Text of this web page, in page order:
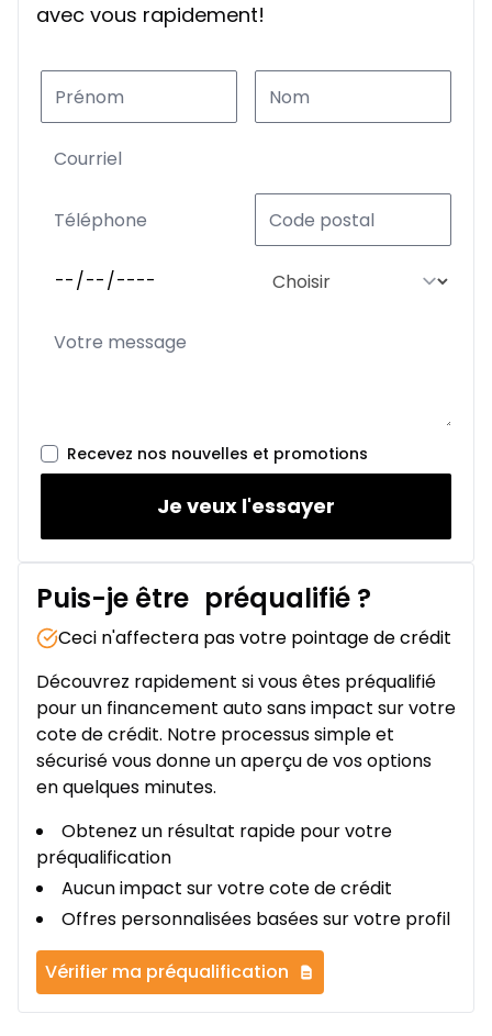
avec vous rapidement!
Recevez nos nouvelles et promotions
Je veux l'essayer
Puis-je être préqualifié ?
Ceci n'affectera pas votre pointage de crédit
Découvrez rapidement si vous êtes préqualifié
pour un financement auto sans impact sur votre
cote de crédit. Notre processus simple et
sécurisé vous donne un aperçu de vos options
en quelques minutes.
Obtenez un résultat rapide pour votre
préqualification
Aucun impact sur votre cote de crédit
Offres personnalisées basées sur votre profil
Vérifier ma préqualification